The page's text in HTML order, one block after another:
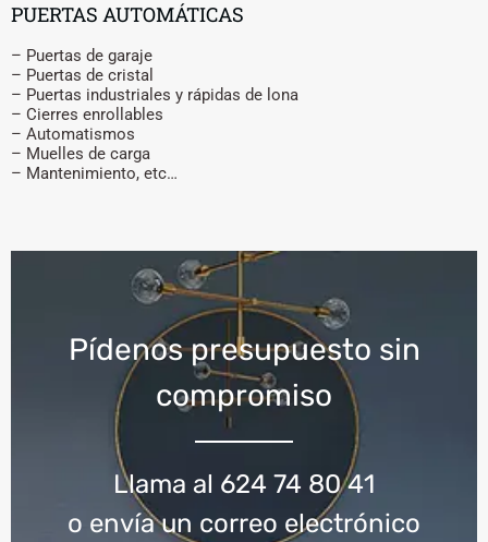
PUERTAS AUTOMÁTICAS
– Puertas de garaje
– Puertas de cristal
– Puertas industriales y rápidas de lona
– Cierres enrollables
– Automatismos
– Muelles de carga
– Mantenimiento, etc…
Pídenos presupuesto sin
compromiso
Llama al 624 74 80 41
o envía un correo electrónico